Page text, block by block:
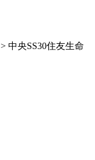
> 中央SS30住友生命